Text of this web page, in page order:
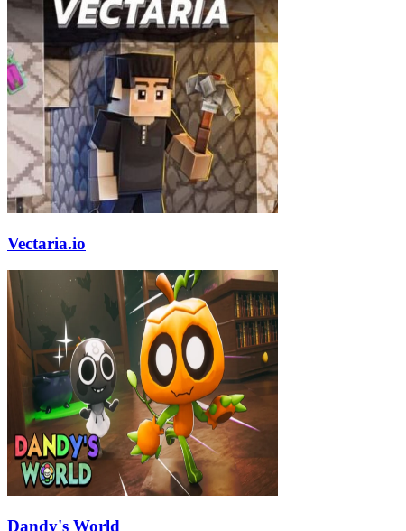
Vectaria.io
Dandy's World